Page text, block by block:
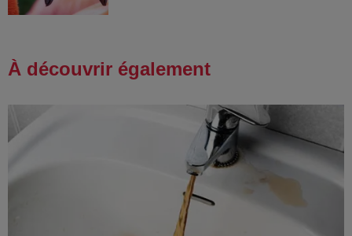
À découvrir également